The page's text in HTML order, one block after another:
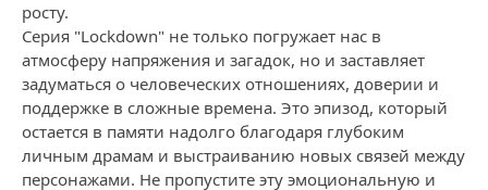
росту.
Серия "Lockdown" не только погружает нас в
атмосферу напряжения и загадок, но и заставляет
задуматься о человеческих отношениях, доверии и
поддержке в сложные времена. Это эпизод, который
остается в памяти надолго благодаря глубоким
личным драмам и выстраиванию новых связей между
персонажами. Не пропустите эту эмоциональную и